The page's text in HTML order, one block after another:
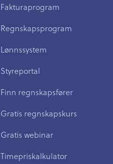
Fakturaprogram
Regnskapsprogram
Lønnssystem
Styreportal
Finn regnskapsfører
Gratis regnskapskurs
Gratis webinar
Timepriskalkulator